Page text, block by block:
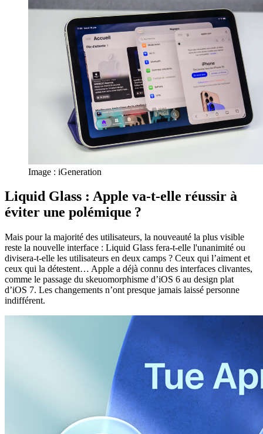
Image : iGeneration
Liquid Glass : Apple va-t-elle réussir à
éviter une polémique ?
Mais pour la majorité des utilisateurs, la nouveauté la plus visible
reste la nouvelle interface : Liquid Glass fera-t-elle l'unanimité ou
divisera-t-elle les utilisateurs en deux camps ? Ceux qui l’aiment et
ceux qui la détestent… Apple a déjà connu des interfaces clivantes,
comme le passage du skeuomorphisme d’iOS 6 au design plat
d’iOS 7. Les changements n’ont presque jamais laissé personne
indifférent.